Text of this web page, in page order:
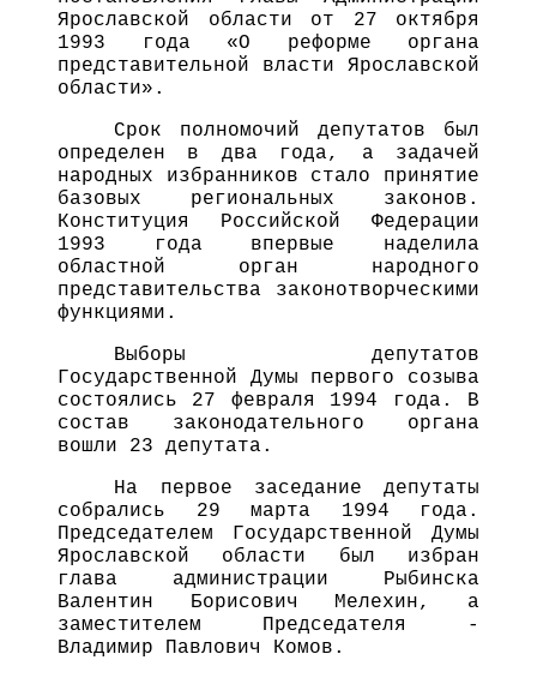
Ярославской области от 27 октября
1993 года «О реформе органа
представительной власти Ярославской
области».
Срок полномочий депутатов был
определен в два года, а задачей
народных избранников стало принятие
базовых региональных законов.
Конституция Российской Федерации
1993 года впервые наделила
областной орган народного
представительства законотворческими
функциями.
Выборы депутатов
Государственной Думы первого созыва
состоялись 27 февраля 1994 года. В
состав законодательного органа
вошли 23 депутата.
На первое заседание депутаты
собрались 29 марта 1994 года.
Председателем Государственной Думы
Ярославской области был избран
глава администрации Рыбинска
Валентин Борисович Мелехин, а
заместителем Председателя -
Владимир Павлович Комов.